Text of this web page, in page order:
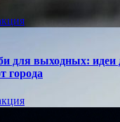
для выходных: идеи
города